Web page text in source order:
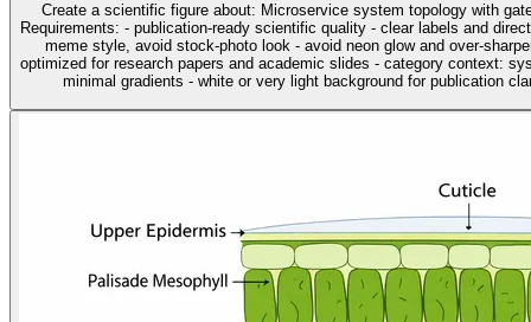
Create a scientific figure about: Microservice system topology with
Requirements: - publication-ready scientific quality - clear labels and
meme style, avoid stock-photo look - avoid neon glow and over-
optimized for research papers and academic slides - category context:
minimal gradients - white or very light background for publication